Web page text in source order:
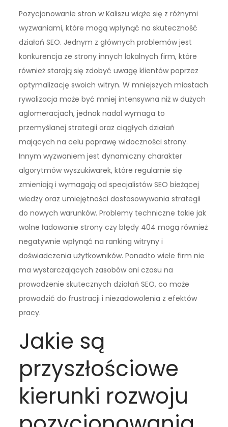
Pozycjonowanie stron w Kaliszu wiąże się z różnymi
wyzwaniami, które mogą wpłynąć na skuteczność
działań SEO. Jednym z głównych problemów jest
konkurencja ze strony innych lokalnych firm, które
również starają się zdobyć uwagę klientów poprzez
optymalizację swoich witryn. W mniejszych miastach
rywalizacja może być mniej intensywna niż w dużych
aglomeracjach, jednak nadal wymaga to
przemyślanej strategii oraz ciągłych działań
mających na celu poprawę widoczności strony.
Innym wyzwaniem jest dynamiczny charakter
algorytmów wyszukiwarek, które regularnie się
zmieniają i wymagają od specjalistów SEO bieżącej
wiedzy oraz umiejętności dostosowywania strategii
do nowych warunków. Problemy techniczne takie jak
wolne ładowanie strony czy błędy 404 mogą również
negatywnie wpłynąć na ranking witryny i
doświadczenia użytkowników. Ponadto wiele firm nie
ma wystarczających zasobów ani czasu na
prowadzenie skutecznych działań SEO, co może
prowadzić do frustracji i niezadowolenia z efektów
pracy.
Jakie są
przyszłościowe
kierunki rozwoju